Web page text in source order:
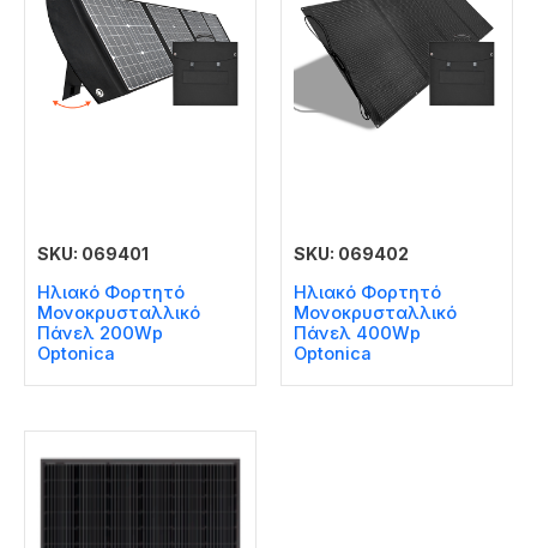
SKU: 069401
Ηλιακό Φορτητό
Μονοκρυσταλλικό
Πάνελ 200Wp
Optonica
SKU: 069402
Ηλιακό Φορτητό
Μονοκρυσταλλικό
Πάνελ 400Wp
Optonica